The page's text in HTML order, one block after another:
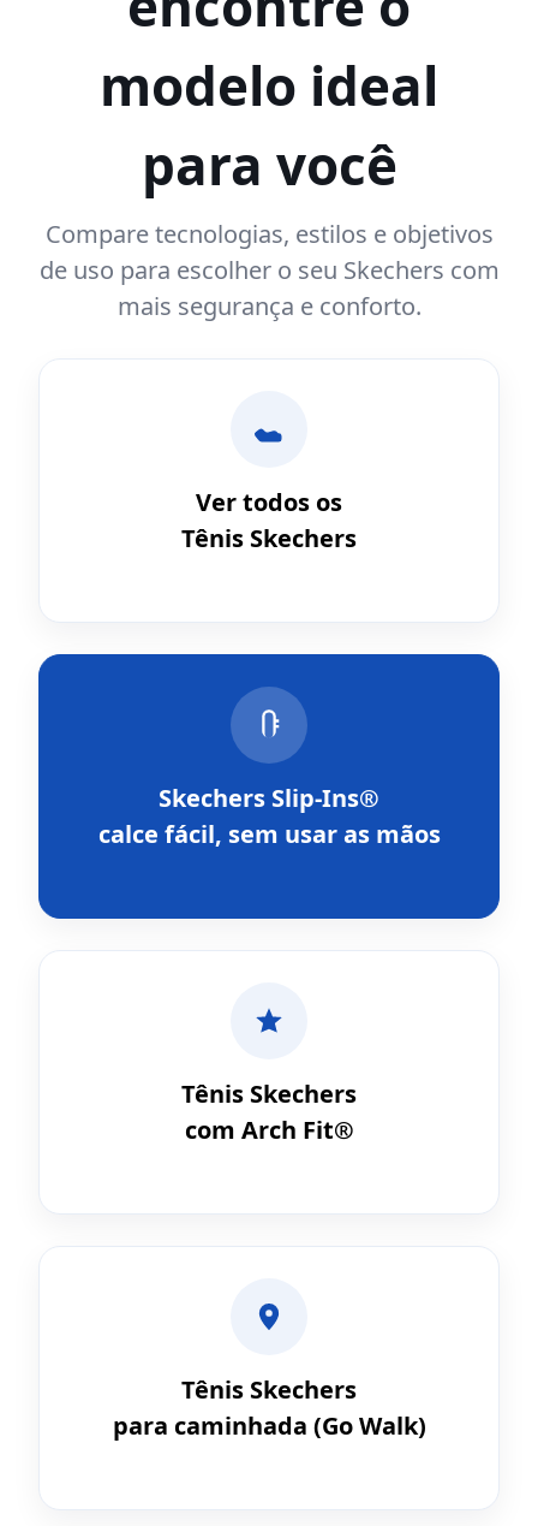
modelo ideal
para você
Compare tecnologias, estilos e objetivos
de uso para escolher o seu Skechers com
mais segurança e conforto.
Ver todos os
Tênis Skechers
Skechers Slip-Ins®
calce fácil, sem usar as mãos
Tênis Skechers
com Arch Fit®
Tênis Skechers
para caminhada (Go Walk)